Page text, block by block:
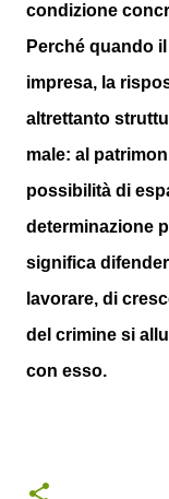
condizione
Perché quando
impresa, la
altrettanto
male: al
possibilità di
determinazione
significa
lavorare, di
del crimine si
con esso.